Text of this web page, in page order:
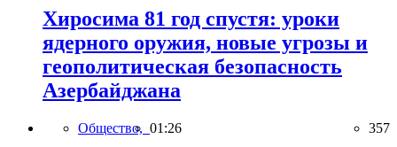
Хиросима 81 год спустя: уроки
ядерного оружия, новые угрозы и
геополитическая безопасность
Азербайджана
Общество, 01:26 357